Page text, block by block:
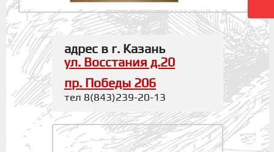
адрес в г. Казань
ул. Восстания д.20
пр. Победы 206
тел 8(843)239-20-13
.